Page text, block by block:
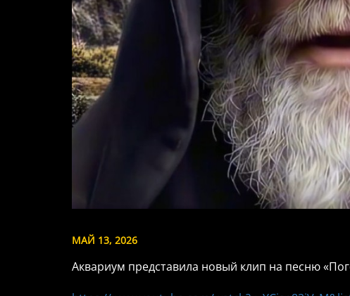
МАЙ 13, 2026
Аквариум представила новый клип на песню